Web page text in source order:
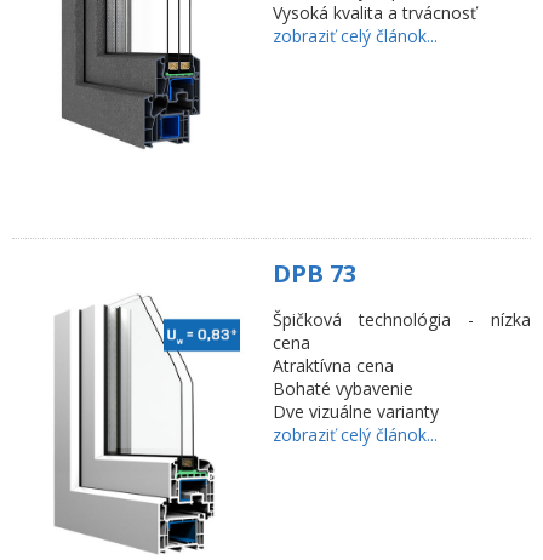
Vysoká kvalita a trvácnosť
zobraziť celý článok...
DPB 73
Špičková technológia - nízka
cena
Atraktívna cena
Bohaté vybavenie
Dve vizuálne varianty
zobraziť celý článok...